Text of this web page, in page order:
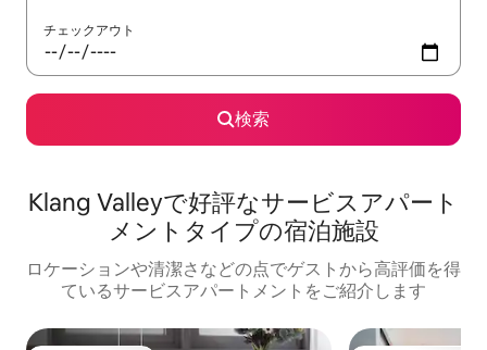
チェックアウト
検索
Klang Valleyで好評なサービスアパート
メントタイプの宿泊施設
ロケーションや清潔さなどの点でゲストから高評価を得
ているサービスアパートメントをご紹介します